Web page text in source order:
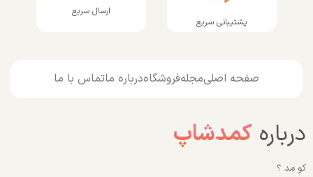
پشتیبانی سریع
ارسال سریع
صفحه اصلیمجلهفروشگاهدرباره ماتماس با ما
درباره کمدشاپ
کو مد ؟